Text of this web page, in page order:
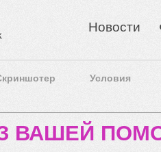
Новости
Условия
ВАШЕЙ